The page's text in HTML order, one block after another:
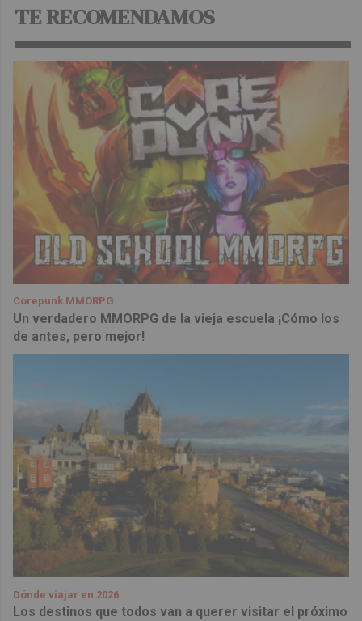
TE RECOMENDAMOS
Corepunk MMORPG
Un verdadero MMORPG de la vieja escuela ¡Cómo los
de antes, pero mejor!
Dónde viajar en 2026
Los destinos que todos van a querer visitar el próximo